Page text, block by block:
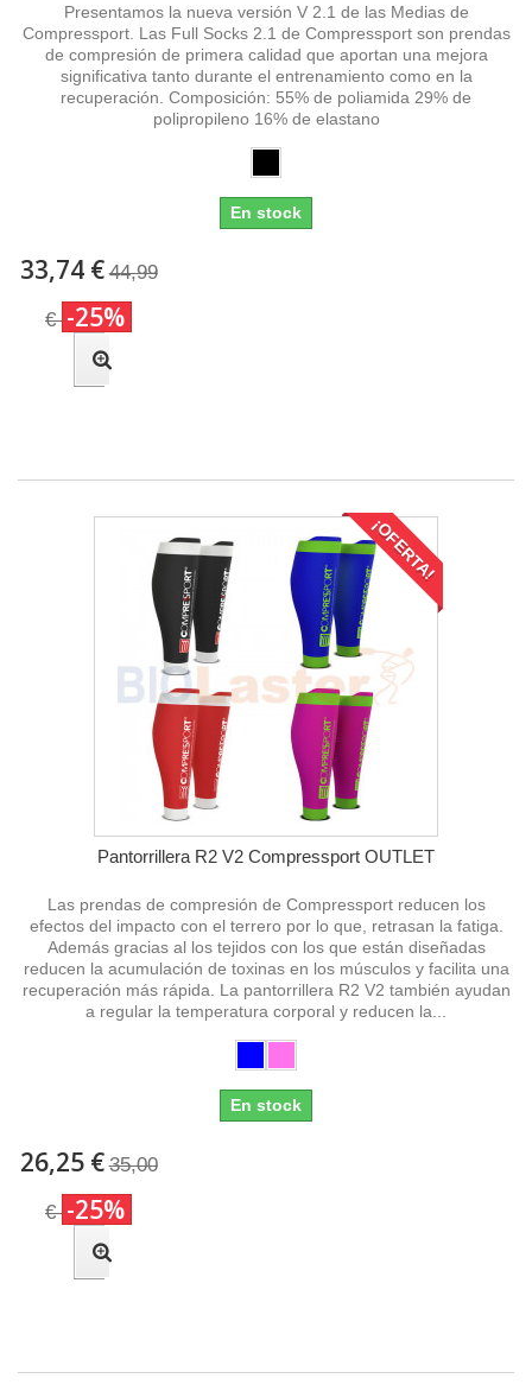
Presentamos la nueva versión V 2.1 de las Medias de
Compressport. Las Full Socks 2.1 de Compressport son prendas
de compresión de primera calidad que aportan una mejora
significativa tanto durante el entrenamiento como en la
recuperación. Composición: 55% de poliamida 29% de
polipropileno 16% de elastano
En stock
33,74 € 44,99
€ -25%
¡OFERTA!
Pantorrillera R2 V2 Compressport OUTLET
Las prendas de compresión de Compressport reducen los
efectos del impacto con el terrero por lo que, retrasan la fatiga.
Además gracias al los tejidos con los que están diseñadas
reducen la acumulación de toxinas en los músculos y facilita una
recuperación más rápida. La pantorrillera R2 V2 también ayudan
a regular la temperatura corporal y reducen la...
En stock
26,25 € 35,00
€ -25%